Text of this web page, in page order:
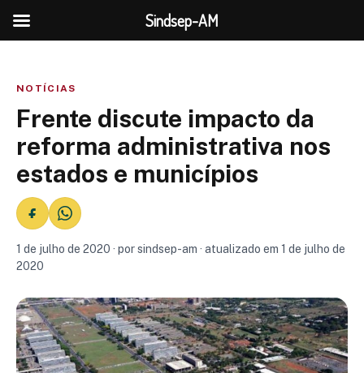
NOTÍCIAS
Frente discute impacto da
reforma administrativa nos
estados e municípios
1 de julho de 2020 · por sindsep-am · atualizado em 1 de julho de
2020
Sindsep-AM